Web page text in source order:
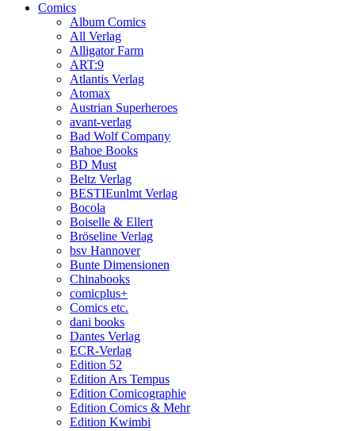
Comics
Album Comics
All Verlag
Alligator Farm
ART:9
Atlantis Verlag
Atomax
Austrian Superheroes
avant-verlag
Bad Wolf Company
Bahoe Books
BD Must
Beltz Verlag
BESTIEunlmt Verlag
Bocola
Boiselle & Ellert
Bröseline Verlag
bsv Hannover
Bunte Dimensionen
Chinabooks
comicplus+
Comics etc.
dani books
Dantes Verlag
ECR-Verlag
Edition 52
Edition Ars Tempus
Edition Comicographie
Edition Comics & Mehr
Edition Kwimbi